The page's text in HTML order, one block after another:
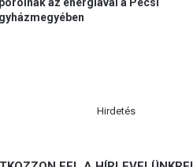
Hirdetés